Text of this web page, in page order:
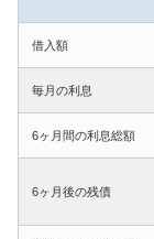
借入額
毎月の利息
6ヶ月間の利息総額
6ヶ月後の残債